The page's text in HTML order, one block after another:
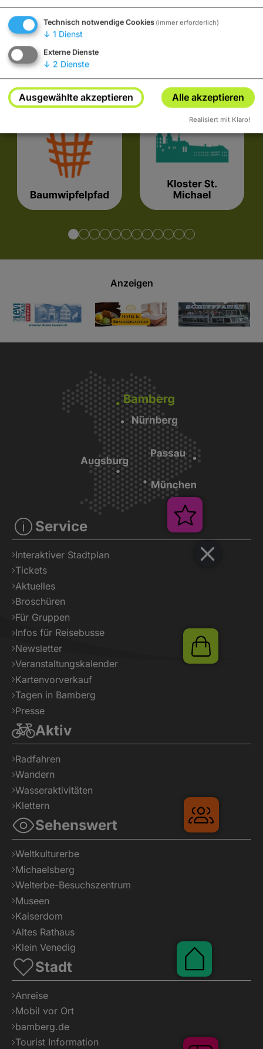
Pauschalen
Tipps
Anzeigen
Service
Interaktiver Stadtplan
Tickets
Aktuelles
Broschüren
Für Gruppen
Infos für Reisebusse
Newsletter
Veranstaltungskalender
Kartenvorverkauf
Tagen in Bamberg
Presse
Aktiv
Radfahren
Wandern
Wasseraktivitäten
Klettern
Sehenswert
Weltkulturerbe
Michaelsberg
Welterbe-Besuchszentrum
Museen
Kaiserdom
Altes Rathaus
Klein Venedig
Stadt
Anreise
Mobil vor Ort
bamberg.de
Tourist Information
Technisch notwendige Cookies (immer erforderlich)
↓ 1 Dienst
Externe Dienste
↓ 2 Dienste
Ausgewählte akzeptieren Alle akzeptieren
Realisiert mit Klaro!